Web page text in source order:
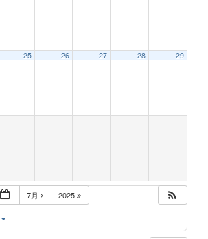
25 26 27 28 29
7月 2025